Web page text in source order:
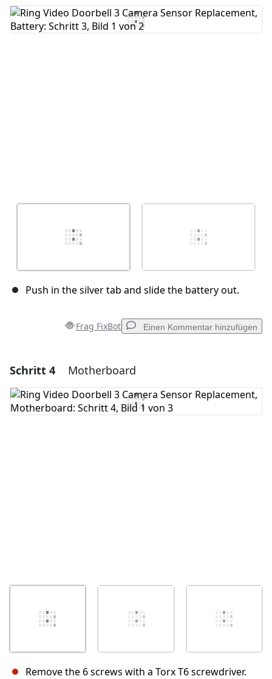
Kommentar hinzufügen
Push in the silver tab and slide the battery out.
Frag FixBot Einen Kommentar hinzufügen
Einen Kommentar hinzufügen
Kommentar hinzufügen
Schritt 4 Motherboard
Remove the 6 screws with a Torx T6 screwdriver.